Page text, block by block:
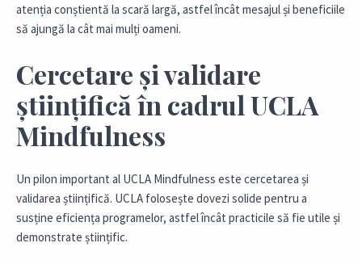
atenția conștientă la scară largă, astfel încât mesajul și beneficiile
să ajungă la cât mai mulți oameni.
Cercetare și validare
științifică în cadrul UCLA
Mindfulness
Un pilon important al UCLA Mindfulness este cercetarea și
validarea științifică. UCLA folosește dovezi solide pentru a
susține eficiența programelor, astfel încât practicile să fie utile și
demonstrate științific.